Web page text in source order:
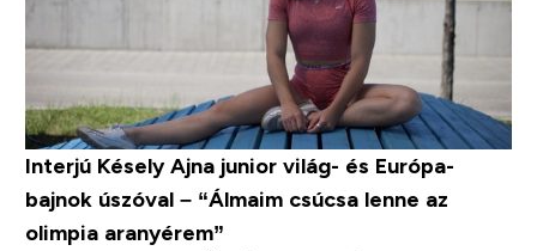
Interjú Késely Ajna junior világ- és Európa-
bajnok úszóval – “Álmaim csúcsa lenne az
olimpia aranyérem”